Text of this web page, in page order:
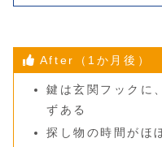
After（1か月後）
鍵は玄関フックに
ずある
探し物の時間がほ